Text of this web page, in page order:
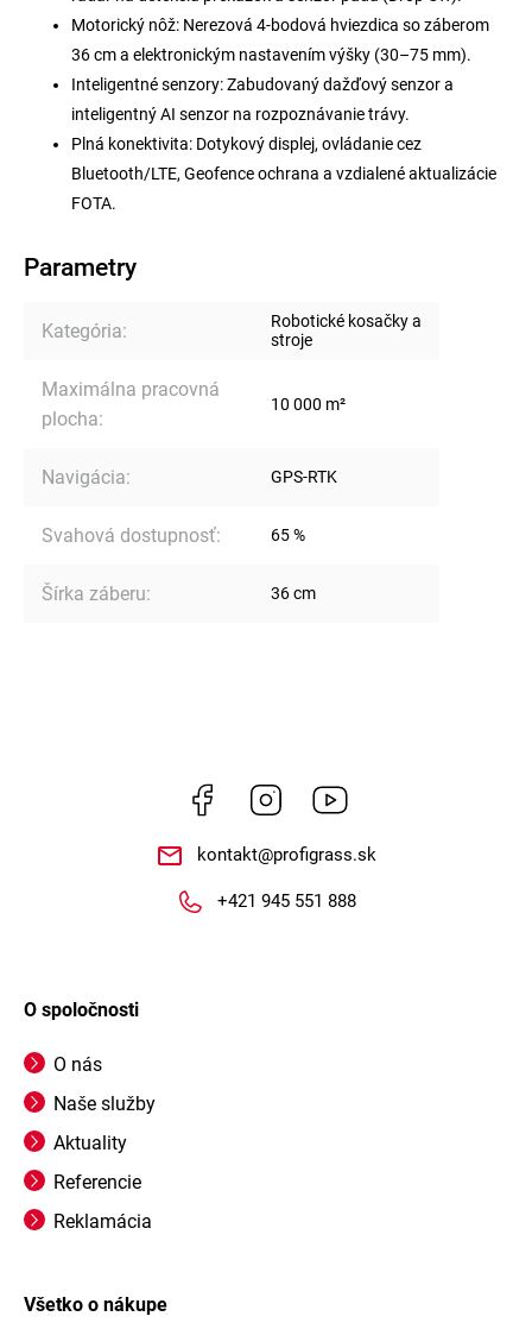
Motorický nôž: Nerezová 4-bodová hviezdica so záberom
36 cm a elektronickým nastavením výšky (30–75 mm).
Inteligentné senzory: Zabudovaný dažďový senzor a
inteligentný AI senzor na rozpoznávanie trávy.
Plná konektivita: Dotykový displej, ovládanie cez
Bluetooth/LTE, Geofence ochrana a vzdialené aktualizácie
FOTA.
Parametry
Kategória:
Robotické kosačky a
stroje
Maximálna pracovná
plocha:
10 000 m²
Navigácia: GPS-RTK
Svahová dostupnosť: 65 %
Šírka záberu: 36 cm
Facebook Instagram
kontakt@profigrass.sk
+421 945 551 888
O spoločnosti
O nás
Naše služby
Aktuality
Referencie
Reklamácia
Všetko o nákupe